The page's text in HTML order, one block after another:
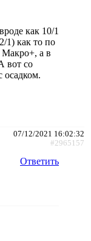
как 10/1
1) как то по
Макро+, а в
вот со
осадком.
07/12/2021 16:02:32
#2965157
Ответить